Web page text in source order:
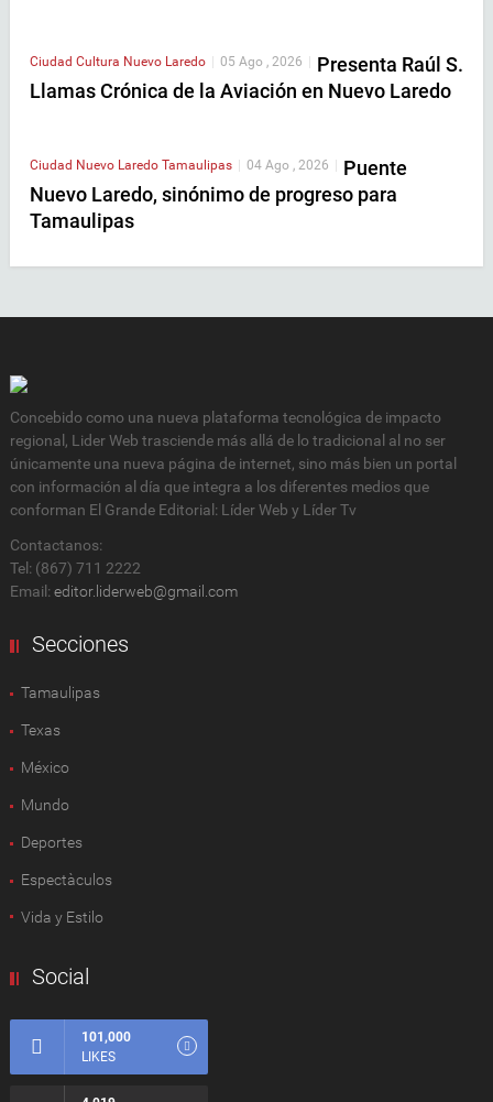
Ciudad Cultura Nuevo Laredo | 05 Ago , 2026 | Presenta Raúl S.
Llamas Crónica de la Aviación en Nuevo Laredo
Ciudad Nuevo Laredo Tamaulipas 04 Ago , 2026
Puente
Nuevo Laredo, sinónimo de progreso para
Tamaulipas
Concebido como una nueva plataforma tecnológica de impacto
regional, Lider Web trasciende más allá de lo tradicional al no ser
únicamente una nueva página de internet, sino más bien un portal
con información al día que integra a los diferentes medios que
conforman El Grande Editorial: Líder Web y Líder Tv
Contactanos:
Tel: (867) 711 2222
Email: editor.liderweb@gmail.com
Secciones
Tamaulipas
Texas
México
Mundo
Deportes
Espectàculos
Vida y Estilo
Social
101,000
LIKES